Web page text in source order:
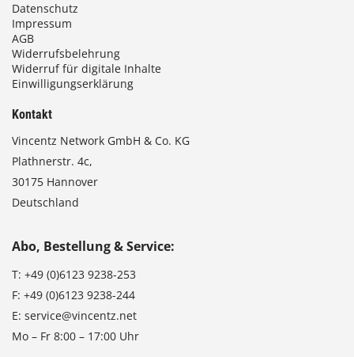
Datenschutz
Impressum
AGB
Widerrufsbelehrung
Widerruf für digitale Inhalte
Einwilligungserklärung
Kontakt
Vincentz Network GmbH & Co. KG
Plathnerstr. 4c,
30175 Hannover
Deutschland
Abo, Bestellung & Service:
T: +49 (0)6123 9238-253
F: +49 (0)6123 9238-244
E: service@vincentz.net
Mo – Fr 8:00 – 17:00 Uhr